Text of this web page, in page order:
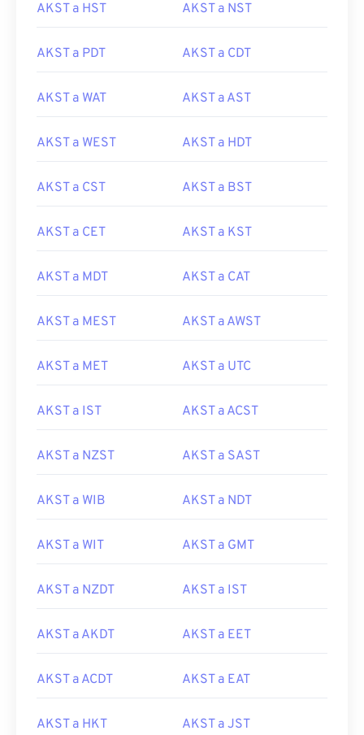
AKST a HST AKST a NST
AKST a PDT AKST a CDT
AKST a WAT AKST a AST
AKST a WEST AKST a HDT
AKST a CST AKST a BST
AKST a CET AKST a KST
AKST a MDT AKST a CAT
AKST a MEST AKST a AWST
AKST a MET AKST a UTC
AKST a IST AKST a ACST
AKST a NZST AKST a SAST
AKST a WIB AKST a NDT
AKST a WIT AKST a GMT
AKST a NZDT AKST a IST
AKST a AKDT AKST a EET
AKST a ACDT AKST a EAT
AKST a HKT AKST a JST